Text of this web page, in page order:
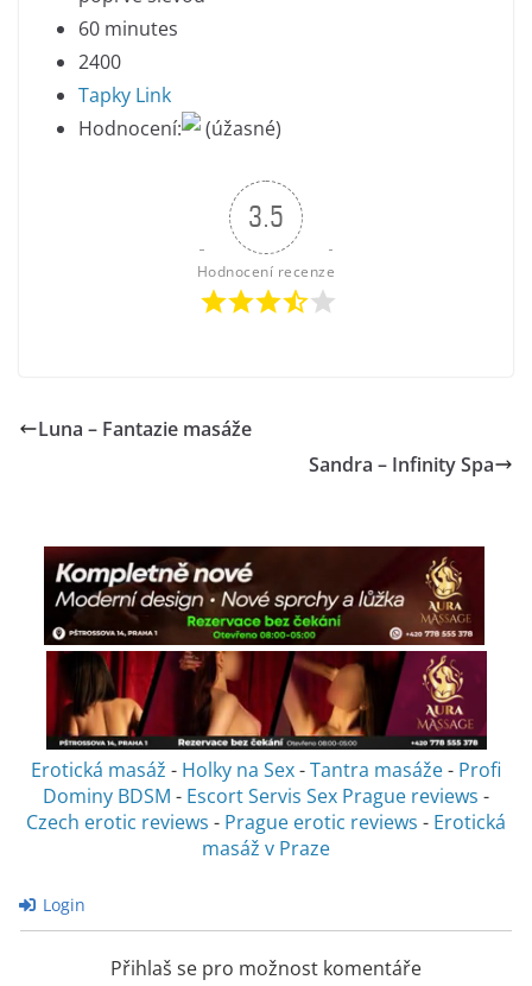
60 minutes
2400
Tapky Link
Hodnocení:
(úžasné)
3.5
Hodnocení recenze
Luna – Fantazie masáže
Sandra – Infinity Spa
Erotická masáž - Holky na Sex-Tantra masáže- Profi
Dominy BDSM - Escort Servis Sex Prague reviews -
Czech erotic reviews - Prague erotic reviews - Erotická
masáž v Praze
Login
Přihlaš se pro možnost komentáře